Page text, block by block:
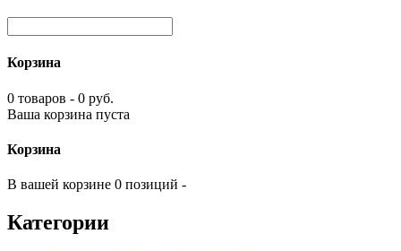
Корзина
0 товаров - 0 руб.
Ваша корзина пуста
Корзина
В вашей корзине 0 позиций -
Категории